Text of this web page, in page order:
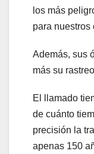
los más
para nuestros
Además, sus
más su
El llamado
de cuánto
precisión la
apenas 150